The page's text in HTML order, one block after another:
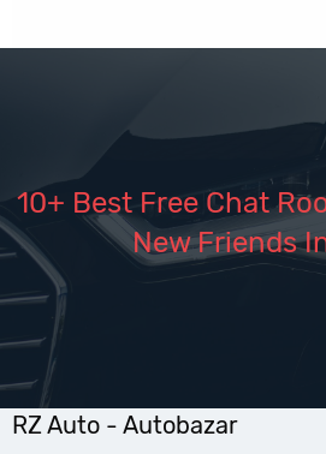
10+ Best Free Chat
New Friends
RZ Auto - Autobazar